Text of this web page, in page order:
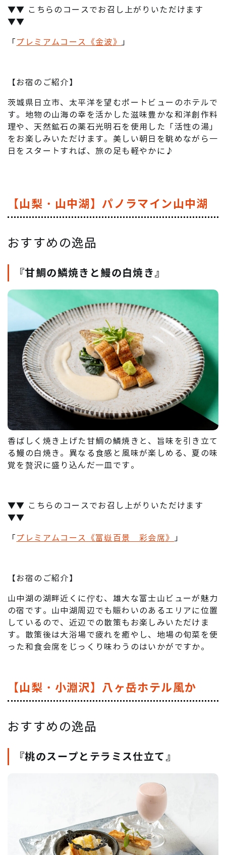
▼▼ こちらのコースでお召し上がりいただけます
▼▼
「 プレミアムコース《金波》 」
【お宿のご紹介】
茨城県日立市、太平洋を望むポートビューのホテルで
す。地物の山海の幸を活かした滋味豊かな和洋創作料
理や、天然鉱石の薬石光明石を使用した「活性の湯」
をお楽しみいただけます。美しい朝日を眺めながら一
日をスタートすれば、旅の足も軽やかに♪
【山梨・山中湖】パノラマイン山中湖
おすすめの逸品
『甘鯛の鱗焼きと鰻の白焼き』
香ばしく焼き上げた甘鯛の鱗焼きと、旨味を引き立て
る鰻の白焼き。異なる食感と風味が楽しめる、夏の味
覚を贅沢に盛り込んだ一皿です。
▼▼ こちらのコースでお召し上がりいただけます
▼▼
「 プレミアムコース《富嶽百景 彩会席》 」
【お宿のご紹介】
山中湖の湖畔近くに佇む、雄大な富士山ビューが魅力
の宿です。山中湖周辺でも賑わいのあるエリアに位置
しているので、近辺での散策もお楽しみいただけま
す。散策後は大浴場で疲れを癒やし、地場の旬菜を使
った和食会席をじっくり味わうのはいかがですか。
【山梨・小淵沢】八ヶ岳ホテル風か
おすすめの逸品
『桃のスープとテラミス仕立て』